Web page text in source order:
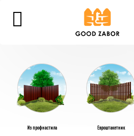
Из профнастила Евроштакетник